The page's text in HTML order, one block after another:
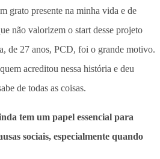
grato presente na minha vida e de
não valorizem o start desse projeto
de 27 anos, PCD, foi o grande motivo.
acreditou nessa história e deu
de todas as coisas.
tem um papel essencial para
sociais, especialmente quando